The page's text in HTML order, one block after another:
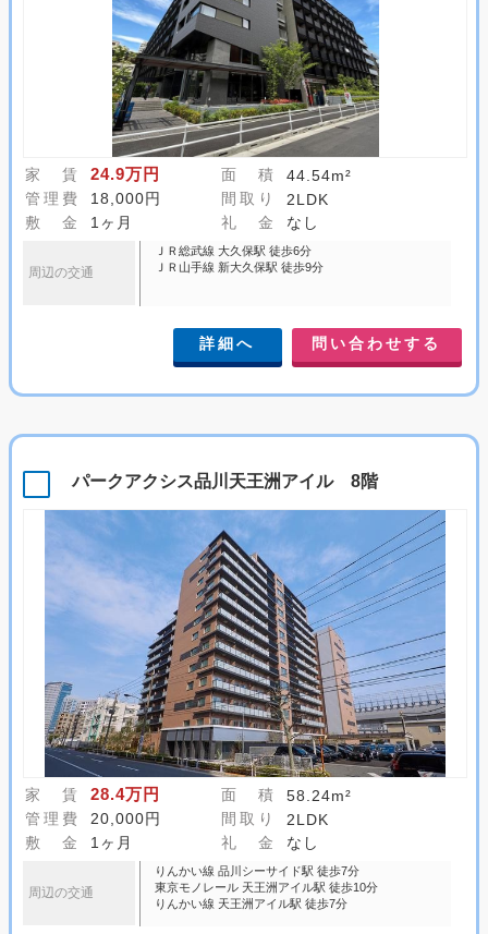
家 賃 24.9万円 面 積
44.54m²
管理費
18,000円 間取り
2LDK
敷 金
1ヶ月 礼 金 なし
周辺の交通
ＪＲ総武線 大久保駅 徒歩6分
ＪＲ山手線 新大久保駅 徒歩9分
詳細へ 問い合わせする
パークアクシス品川天王洲アイル 8階
家 賃 28.4万円 面 積
58.24m²
管理費
20,000円 間取り
2LDK
敷 金
1ヶ月 礼 金 なし
周辺の交通
りんかい線 品川シーサイド駅 徒歩7分
東京モノレール 天王洲アイル駅 徒歩10分
りんかい線 天王洲アイル駅 徒歩7分